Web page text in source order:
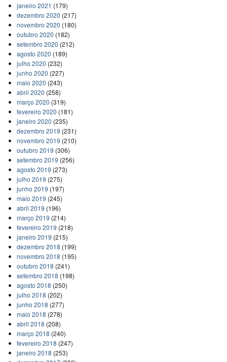
janeiro 2021 (179)
dezembro 2020 (217)
novembro 2020 (180)
outubro 2020 (182)
setembro 2020 (212)
agosto 2020 (189)
julho 2020 (232)
junho 2020 (227)
maio 2020 (243)
abril 2020 (258)
março 2020 (319)
fevereiro 2020 (181)
janeiro 2020 (235)
dezembro 2019 (231)
novembro 2019 (210)
outubro 2019 (306)
setembro 2019 (256)
agosto 2019 (273)
julho 2019 (275)
junho 2019 (197)
maio 2019 (245)
abril 2019 (196)
março 2019 (214)
fevereiro 2019 (218)
janeiro 2019 (215)
dezembro 2018 (199)
novembro 2018 (195)
outubro 2018 (241)
setembro 2018 (198)
agosto 2018 (250)
julho 2018 (202)
junho 2018 (277)
maio 2018 (278)
abril 2018 (208)
março 2018 (240)
fevereiro 2018 (247)
janeiro 2018 (253)